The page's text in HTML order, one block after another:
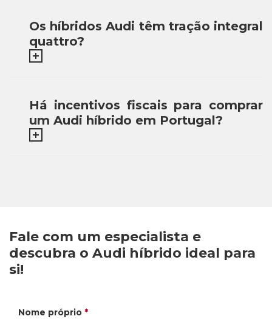
Os híbridos Audi têm tração integral
quattro?
Há incentivos fiscais para comprar
um Audi híbrido em Portugal?
Fale com um especialista e
descubra o Audi híbrido ideal para
si!
Nome próprio *